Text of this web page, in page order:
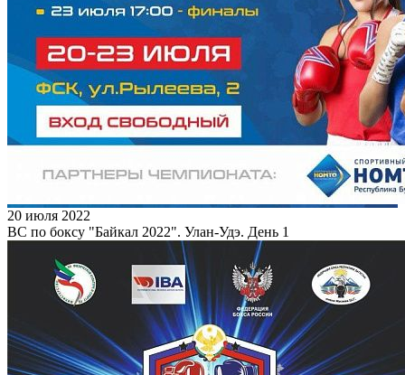
20 июля 2022
ВС по боксу "Байкал 2022". Улан-Удэ. День 1